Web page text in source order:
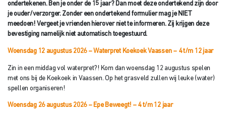
ondertekenen. Ben je onder de 15 jaar? Dan moet deze ondertekend zijndoor
je ouder/verzorger. Zonder een ondertekend formulier mag je NIET
meedoen! Vergeet je vrienden hierover niet te informeren. Zij krijgen deze
bevestiging namelijk niet automatisch toegestuurd.
Woensdag 12 augustus 2026 – Waterpret Koekoek Vaassen– 4 t/m 12 jaar
Zin in een middag vol waterpret?! Kom dan woensdag 12 augustus spelen
met ons bij de Koekoek in Vaassen. Op het grasveld zullen wij leuke (water)
spellen organiseren!
Woensdag 26 augustus 2026 – Epe Beweegt!– 4 t/m 12 jaar